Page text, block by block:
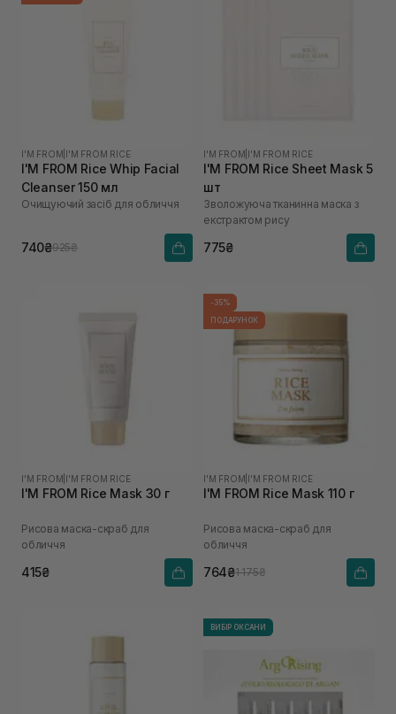
I'M FROM I'M FROM RICE
I'M FROM Rice Whip Facial
Cleanser 150 мл
Очищуючий засіб для обличчя
740₴925₴
I'M FROM I'M FROM RICE
I'M FROM Rice Sheet Mask 5
шт
Зволожуюча тканинна маска з
екстрактом рису
775₴
I'M FROM I'M FROM RICE
I'M FROM Rice Mask 30 г
Рисова маска-скраб для
обличчя
415₴
-35%
ПОДАРУНОК
I'M FROM I'M FROM RICE
I'M FROM Rice Mask 110 г
Рисова маска-скраб для
обличчя
764₴1 175₴
ВИБІР ОКСАНИ